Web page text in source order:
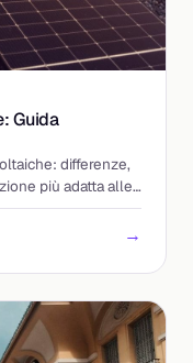
Guida
differenze,
più adatta alle
→